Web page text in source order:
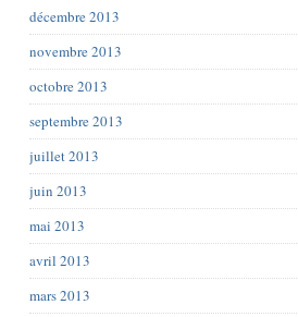
décembre 2013
novembre 2013
octobre 2013
septembre 2013
juillet 2013
juin 2013
mai 2013
avril 2013
mars 2013